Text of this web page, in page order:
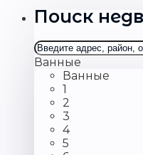
Поиск
Ванные
Ванные
1
2
3
4
5